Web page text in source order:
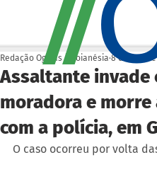
Assaltante invade
moradora e
com a polícia, em
Redação Ogoiás | Goianésia 8 de fev. de
O caso ocorreu por volta